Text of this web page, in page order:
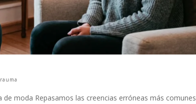
moda Repasamos las creencias erróneas más comunes